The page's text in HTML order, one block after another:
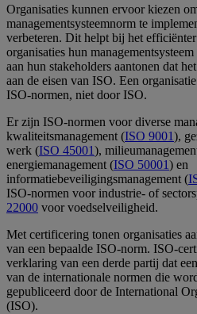
Organisaties kunnen ervoor kiezen
managementsysteemnorm te
verbeteren. Dit helpt bij het
organisaties hun
aan hun stakeholders aantonen dat
aan de eisen van ISO. Een
ISO-normen, niet door ISO.
Er zijn ISO-normen voor diverse
kwaliteitsmanagement (ISO 9001),
werk (ISO 45001),
energiemanagement (ISO 50001) en
informatiebeveiligingsmanagement (
ISO-normen voor industrie- of
22000 voor voedselveiligheid.
Met certificering tonen organisaties
van een bepaalde ISO-norm. ISO-
verklaring van een derde partij dat
van de internationale normen die
gepubliceerd door de International
(ISO).